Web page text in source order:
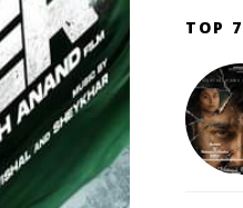
TOP